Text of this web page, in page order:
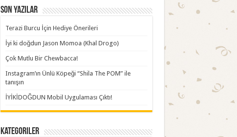
Son Yazılar
Terazi Burcu İçin Hediye Önerileri
İyi ki doğdun Jason Momoa (Khal Drogo)
Çok Mutlu Bir Chewbacca!
Instagram’ın Ünlü Köpeği “Shila The POM” ile
tanışın
İYİKİDOĞDUN Mobil Uygulaması Çıktı!
Kategoriler